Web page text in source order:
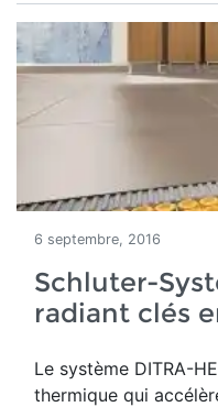
6 septembre, 2016
Schluter-
radiant clés
Le système DITRA-
thermique qui